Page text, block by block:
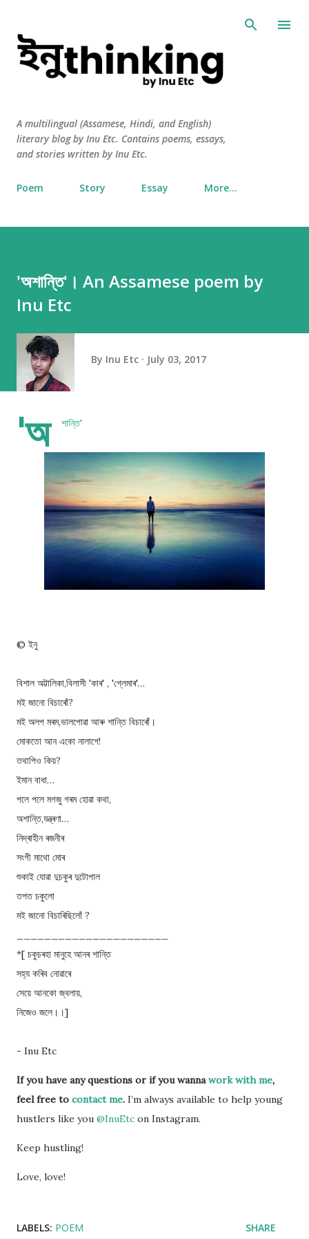
A multilingual (Assamese, Hindi, and English)
literary blog by Inu Etc. Contains poems, essays,
and stories written by Inu Etc.
Poem Story Essay More…
'অশান্তি'। An Assamese poem by
Inu Etc
By Inu Etc July 03, 2017
'অ শান্তি'
© ইনু
বিশাল অট্টালিকা,বিলাসী 'কাৰ' , 'গ্লেমাৰ'…
মই জানো বিচাৰোঁ?
মই অলপ মৰম,ভালপোৱা আৰু শান্তি বিচাৰোঁ।
মোকতো আন একো নালাগে!
তথাপিও কিয়?
ইমান বাধা…
পলে পলে মগজু গৰম হোৱা কথা,
অশান্তি,যন্ত্ৰণা…
নিদ্ৰাহীন ৰজনীৰ
সংগী মাথো মোৰ
শুকাই যোৱা দুচকুৰ দুটোপাল
তপত চকুলো
মই জানো বিচাৰিছিলোঁ ?
*[ চকুচৰহা মানুহে আনৰ শান্তি
সহ্য কৰিব নোৱাৰে
সেয়ে আনকো জ্বলায়,
নিজেও জলে।।]
- Inu Etc
If you have any questions or if you wannawork with me,
feel free to contact me. I’m always available to help young
hustlers like you @InuEtc on Instagram.
Keep hustling!
Love, love!
LABELS: POEM SHARE